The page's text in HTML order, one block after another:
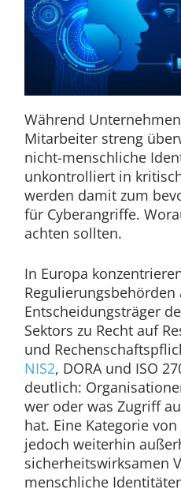
Während
Mitarbeiter streng
nicht-menschliche
unkontrolliert in
werden damit zum
für Cyberangriffe.
achten sollten.
In Europa
Regulierungsbehörden
Entscheidungsträger
Sektors zu Recht auf
und
NIS2, DORA und ISO
deutlich:
wer oder was Zugriff
hat. Eine Kategorie
jedoch weiterhin
sicherheitswirksamen
menschliche